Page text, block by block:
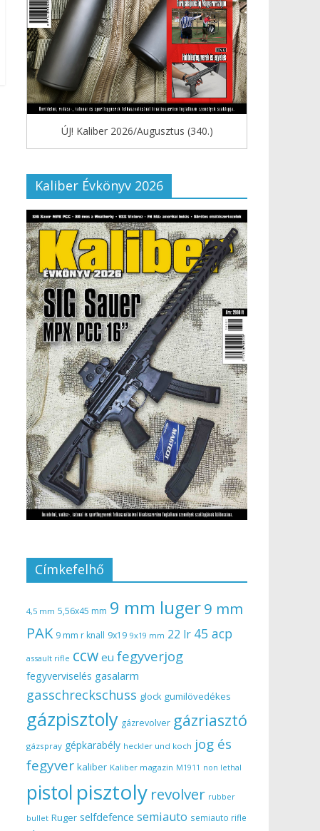
ÚJ! Kaliber 2026/Augusztus (340.)
Kaliber Évkönyv 2026
Címkefelhő
4,5 mm 5,56x45 mm 9 mm luger9 mm
PAK 9 mm r knall 9x19 9x19 mm 22 lr 45 acp
assault rifle ccw eu fegyverjog
fegyverviselés gasalarm
gasschreckschuss glock gumilövedékes
gázpisztoly gázrevolver gázriasztó
gázspray gépkarabély heckler und koch jog és
fegyver kaliber Kaliber magazin M1911 non lethal
pistol pisztoly revolver rubber
bullet Ruger selfdefence semiauto semiauto rifle